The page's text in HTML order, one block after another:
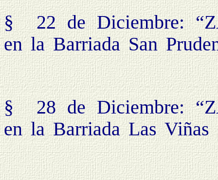
§
22 de Diciembre:
en la Barriada San
§
28 de Diciembre:
en la Barriada Las Viñas